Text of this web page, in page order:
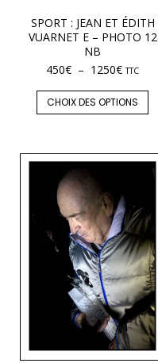
SPORT : JEAN ET ÉDITH
VUARNET E – PHOTO 12
NB
450€ – 1250€ TTC
CHOIX DES OPTIONS